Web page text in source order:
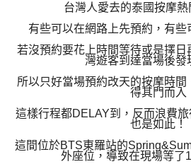
台灣人愛去的泰國按摩
有些可以在網路上先預約，有些
若沒預約要花上時間等待或是擇日
灣遊客到達當場後發
所以只好當場預約改天的按摩時
得其門而入
這樣行程都DELAY到 ，反而浪費
也是如此！
這間位於BTS東羅站的
外座位，導致在現場等了